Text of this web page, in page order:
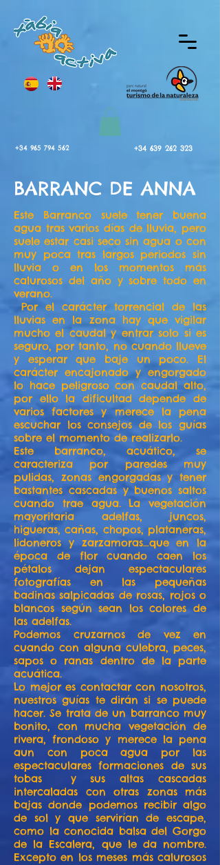
+34 639 262 323
+34 965 794 562
BARRANC DE ANNA
Este Barranco suele tener buena
agua tras varios días de lluvia, pero
suele estar casi seco sin agua o con
muy poca tras largos periodos sin
lluvia o en los momentos más
calurosos del año y sobre todo en
verano.
Por el carácter torrencial de las
lluvias en la zona hay que vigilar
mucho el caudal y entrar solo si es
seguro, por tanto, no cuando llueve
y esperar que baje un poco. El
carácter encajonado y engorgado
lo hace peligroso con caudal alto,
por ello la dificultad depende de
varios factores y merece la pena
escuchar los consejos de los guías
sobre el momento de realizarlo.
Este barranco, acuático, se
caracteriza por paredes muy
pulidas, zonas engorgadas y tener
bastantes cascadas y buenos saltos
cuando trae agua. La vegetación
mayoritaria adelfas, juncos,
higueras, cañas, chopos, plataneras,
lidoneros y zarzamoras…que en la
época de flor cuando caen los
pétalos dejan espectaculares
fotografías en las pequeñas
badinas salpicadas de rosas, rojos o
blancos según sean los colores de
las adelfas.
Podemos cruzarnos de vez en
cuando con alguna culebra, peces,
sapos o ranas dentro de la parte
acuática.
Lo mejor es contactar con nosotros,
nuestros guías te dirán si se puede
hacer. Se trata de un barranco muy
bonito, con mucha vegetación de
rivera, frondoso y merece la pena
aun con poca agua por las
espectaculares formaciones de sus
tobas y sus altas cascadas
intercaladas con otras zonas más
bajas donde podemos recibir algo
de sol y que servirían de escape,
como la conocida balsa del Gorgo
de la Escalera, que le da nombre.
Excepto en los meses más calurosos